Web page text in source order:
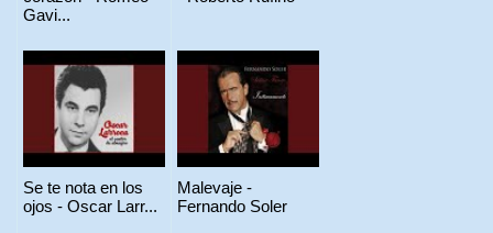
Gavi...
Se te nota en los
ojos - Oscar Larr...
Malevaje -
Fernando Soler